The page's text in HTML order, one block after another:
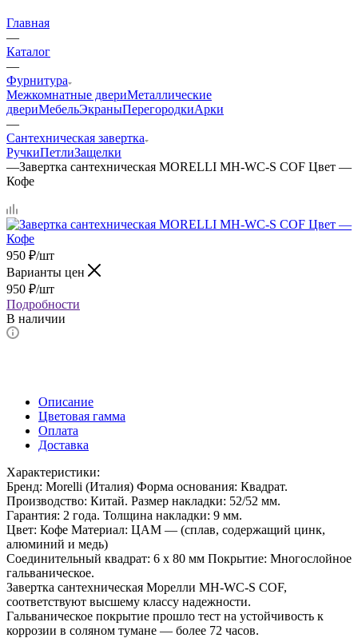
Главная
—
Каталог
—
Фурнитура
Межкомнатные двериМеталлические
двериМебельЭкраныПерегородкиАрки
—
Сантехническая завертка
РучкиПетлиЗащелки
—Завертка сантехническая MORELLI MH-WC-S COF Цвет —
Кофе
950 ₽/шт
Варианты цен
950 ₽/шт
Подробности
В наличии
Описание
Цветовая гамма
Оплата
Доставка
Характеристики:
Бренд: Morelli (Италия) Форма основания: Квадрат.
Производство: Китай. Размер накладки: 52/52 мм.
Гарантия: 2 года. Толщина накладки: 9 мм.
Цвет: Кофе Материал: ЦАМ — (сплав, содержащий цинк,
алюминий и медь)
Соединительный квадрат: 6 x 80 мм Покрытие: Многослойное
гальваническое.
Завертка сантехническая Морелли MH-WC-S COF,
соответствуют высшему классу надежности.
Гальваническое покрытие прошло тест на устойчивость к
коррозии в соляном тумане — более 72 часов.